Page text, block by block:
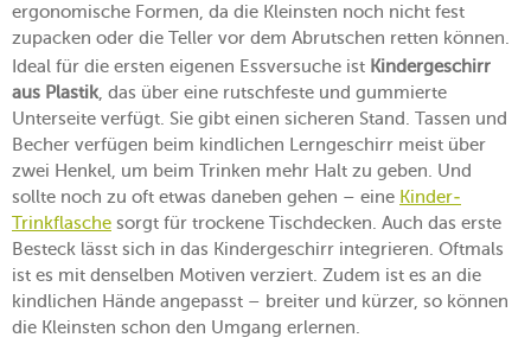
ergonomische Formen, da die Kleinsten noch nicht fest
zupacken oder die Teller vor dem Abrutschen retten können.
Ideal für die ersten eigenen Essversuche ist Kindergeschirr
aus Plastik, das über eine rutschfeste und gummierte
Unterseite verfügt. Sie gibt einen sicheren Stand. Tassen und
Becher verfügen beim kindlichen Lerngeschirr meist über
zwei Henkel, um beim Trinken mehr Halt zu geben. Und
sollte noch zu oft etwas daneben gehen – eine Kinder-
Trinkflasche sorgt für trockene Tischdecken. Auch das erste
Besteck lässt sich in das Kindergeschirr integrieren. Oftmals
ist es mit denselben Motiven verziert. Zudem ist es an die
kindlichen Hände angepasst – breiter und kürzer, so können
die Kleinsten schon den Umgang erlernen.